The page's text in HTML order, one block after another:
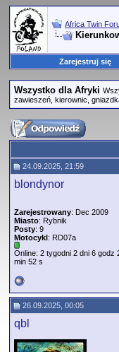
Africa Twin
Zarejestruj się
Wszystko dla Afryki
zawieszeń, kierownic,
24.09.2025, 21:59
blondynor
Zarejestrowany: Dec 2009
Miasto: Rybnik
Posty: 9
Motocykl: RD07a
Online: 2 tygodni 2 dni 6 godz
min 52 s
26.09.2025, 00:05
qbl